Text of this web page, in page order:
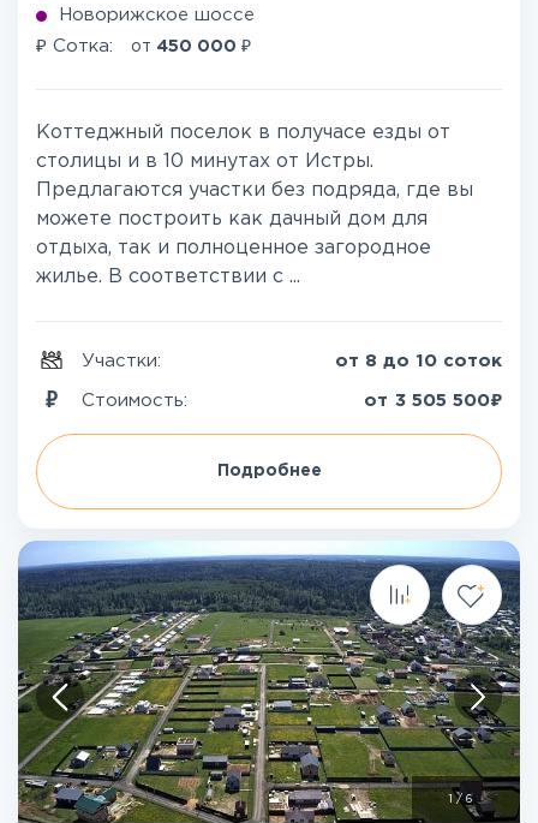
Новорижское шоссе
₽ Сотка: от 450 000 ₽
Коттеджный поселок в получасе езды от
столицы и в 10 минутах от Истры.
Предлагаются участки без подряда, где вы
можете построить как дачный дом для
отдыха, так и полноценное загородное
жилье. В соответствии с ...
Участки: от 8 до 10 соток
Стоимость: от 3 505 500₽
Подробнее
/ 6